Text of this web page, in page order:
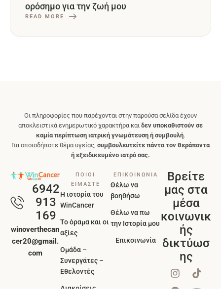
ορόσημο για την ζωή μου
READ MORE
Οι πληροφορίες που παρέχονται στην παρούσα σελίδα έχουν
αποκλειστικά ενημερωτικό χαρακτήρα και δεν υποκαθιστούν σε
καμία περίπτωση ιατρική γνωμάτευση ή συμβουλή.
Για οποιοδήποτε θέμα υγείας, συμβουλευτείτε πάντα τον θεράποντα
ή εξειδικευμένο ιατρό σας.
6942
913
169
winoverthecan
cer20@gmail.
com
ΠΟΙΟΙ
ΕΙΜΑΣΤΕ
Η ιστορία του
WinCancer
Το όραμα και οι
αξίες
Ομάδα –
Συνεργάτες –
Εθελοντές
Διακρίσεις
ΕΠΙΚΟΙΝΩΝΙΑ
Θέλω να
βοηθήσω
Θέλω να πω
την Ιστορία μου
Επικοινωνία
Βρείτε
μας στα
μέσα
κοινωνικ
ής
δικτύωσ
ης